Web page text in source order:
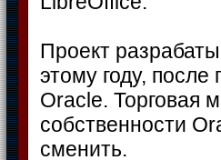
Проект
этому году,
Oracle. Торговая
собственности
сменить.